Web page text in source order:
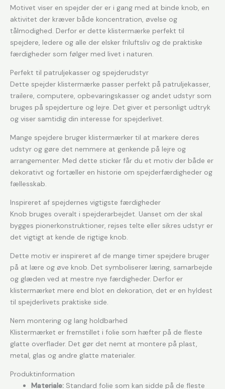
Motivet viser en spejder der er i gang med at binde knob, en
aktivitet der kræver både koncentration, øvelse og
tålmodighed. Derfor er dette klistermærke perfekt til
spejdere, ledere og alle der elsker friluftsliv og de praktiske
færdigheder som følger med livet i naturen.
Perfekt til patruljekasser og spejderudstyr
Dette spejder klistermærke passer perfekt på patruljekasser,
trailere, computere, opbevaringskasser og andet udstyr som
bruges på spejderture og lejre. Det giver et personligt udtryk
og viser samtidig din interesse for spejderlivet.
Mange spejdere bruger klistermærker til at markere deres
udstyr og gøre det nemmere at genkende på lejre og
arrangementer. Med dette sticker får du et motiv der både er
dekorativt og fortæller en historie om spejderfærdigheder og
fællesskab.
Inspireret af spejdernes vigtigste færdigheder
Knob bruges overalt i spejderarbejdet. Uanset om der skal
bygges pionerkonstruktioner, rejses telte eller sikres udstyr er
det vigtigt at kende de rigtige knob.
Dette motiv er inspireret af de mange timer spejdere bruger
på at lære og øve knob. Det symboliserer læring, samarbejde
og glæden ved at mestre nye færdigheder. Derfor er
klistermærket mere end blot en dekoration, det er en hyldest
til spejderlivets praktiske side.
Nem montering og lang holdbarhed
Klistermærket er fremstillet i folie som hæfter på de fleste
glatte overflader. Det gør det nemt at montere på plast,
metal, glas og andre glatte materialer.
Produktinformation
Materiale: Standard folie som kan sidde på de fleste